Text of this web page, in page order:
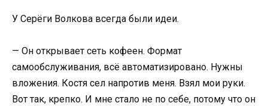
У Серёги Волкова всегда были идеи.
— Он открывает сеть кофеен. Формат
самообслуживания, всё автоматизировано. Нужны
вложения. Костя сел напротив меня. Взял мои руки.
Вот так, крепко. И мне стало не по себе, потому что он